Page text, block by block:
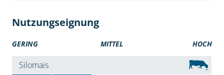
Nutzungseignung
GERING MITTEL HOCH
Silomais